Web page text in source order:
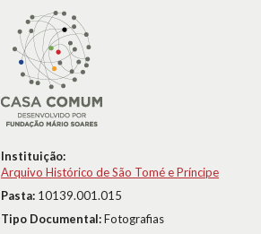
Instituição:
Arquivo Histórico de São Tomé e Príncipe
Pasta: 10139.001.015
Tipo Documental:Fotografias